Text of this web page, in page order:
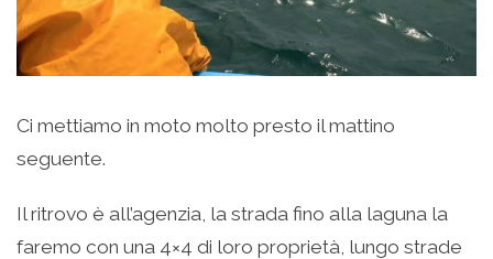
Ci mettiamo in moto molto presto il mattino
seguente.
Il ritrovo è all’agenzia, la strada fino alla laguna la
faremo con una 4×4 di loro proprietà, lungo strade